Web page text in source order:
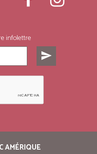
infolettre
send
AMÉRIQUE